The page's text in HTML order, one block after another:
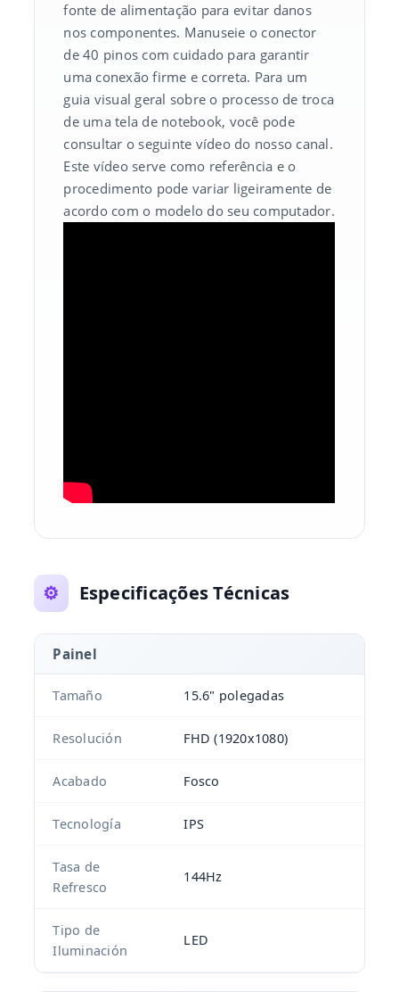
fonte de alimentação para evitar danos
nos componentes. Manuseie o conector
de 40 pinos com cuidado para garantir
uma conexão firme e correta. Para um
guia visual geral sobre o processo de troca
de uma tela de notebook, você pode
consultar o seguinte vídeo do nosso canal.
Este vídeo serve como referência e o
procedimento pode variar ligeiramente de
acordo com o modelo do seu computador.
⚙️ Especificações Técnicas
Painel
Tamaño 15.6" polegadas
Resolución FHD (1920x1080)
Acabado Fosco
Tecnología IPS
Tasa de
Refresco
144Hz
Tipo de
Iluminación
LED